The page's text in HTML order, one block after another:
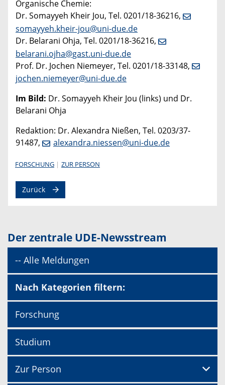
Organische Chemie:
Dr. Somayyeh Kheir Jou, Tel. 0201/18-36216,
somayyeh.kheir-jou@uni-due.de
Dr. Belarani Ohja, Tel. 0201/18-36216,
belarani.ojha@gast.uni-due.de
Prof. Dr. Jochen Niemeyer, Tel. 0201/18-33148,
jochen.niemeyer@uni-due.de
Im Bild: Dr. Somayyeh Kheir Jou (links) und Dr.
Belarani Ohja
Redaktion: Dr. Alexandra Nießen, Tel. 0203/37-
91487,
alexandra.niessen@uni-due.de
FORSCHUNG ZUR PERSON
Zurück
Der zentrale UDE-Newsstream
-- Alle Meldungen
Nach Kategorien filtern:
Forschung
Studium
Zur Person